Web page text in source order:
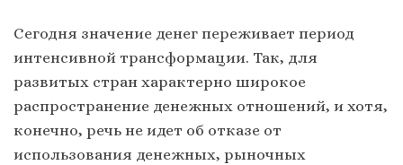
Сегодня значение денег переживает период
интенсивной трансформации. Так, для
развитых стран характерно широкое
распространение денежных отношений, и хотя,
конечно, речь не идет об отказе от
использования денежных, рыночных